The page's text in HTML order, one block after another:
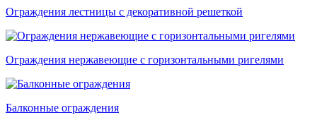
Ограждения лестницы с декоративной решеткой
Ограждения нержавеющие с горизонтальными ригелями
Балконные ограждения